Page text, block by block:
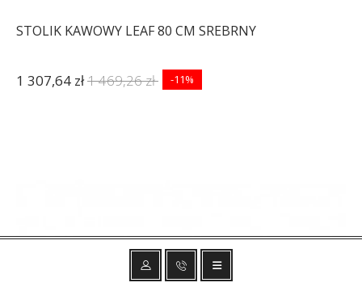
STOLIK KAWOWY LEAF 80 CM SREBRNY
1 307,64 zł1 469,26 zł -11%